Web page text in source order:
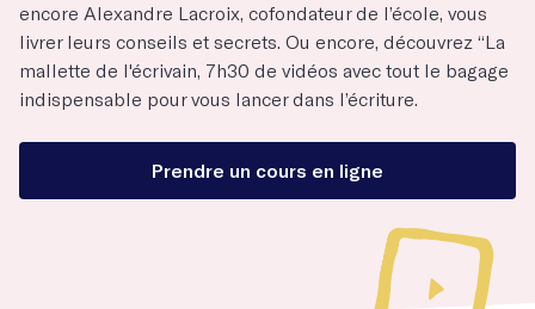
encore Alexandre Lacroix, cofondateur de l’école, vous
livrer leurs conseils et secrets. Ou encore, découvrez “La
mallette de l'écrivain, 7h30 de vidéos avec tout le bagage
indispensable pour vous lancer dans l’écriture.
Prendre un cours en ligne